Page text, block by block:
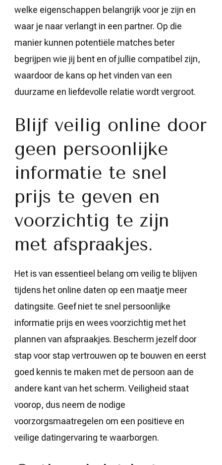
welke eigenschappen belangrijk voor je zijn en
waar je naar verlangt in een partner. Op die
manier kunnen potentiële matches beter
begrijpen wie jij bent en of jullie compatibel zijn,
waardoor de kans op het vinden van een
duurzame en liefdevolle relatie wordt vergroot.
Blijf veilig online door
geen persoonlijke
informatie te snel
prijs te geven en
voorzichtig te zijn
met afspraakjes.
Het is van essentieel belang om veilig te blijven
tijdens het online daten op een maatje meer
datingsite. Geef niet te snel persoonlijke
informatie prijs en wees voorzichtig met het
plannen van afspraakjes. Bescherm jezelf door
stap voor stap vertrouwen op te bouwen en eerst
goed kennis te maken met de persoon aan de
andere kant van het scherm. Veiligheid staat
voorop, dus neem de nodige
voorzorgsmaatregelen om een positieve en
veilige datingervaring te waarborgen.